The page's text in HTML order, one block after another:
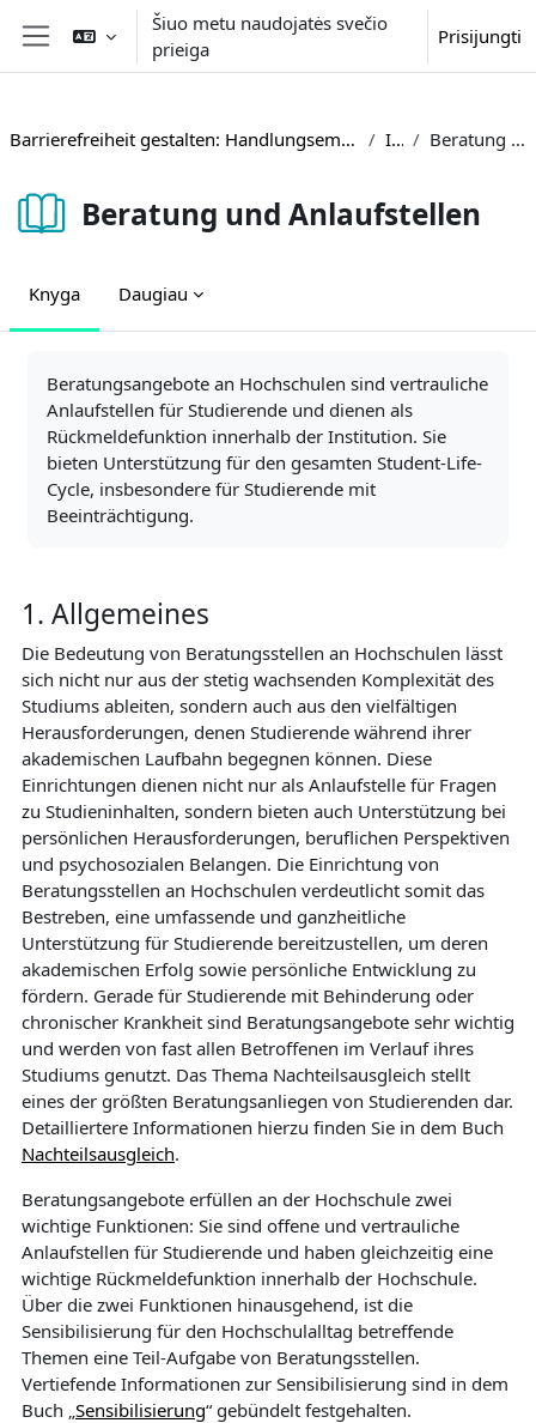
Pereiti į pagrindinį turinį
Šoninis skydelis
Šiuo metu naudojatės svečio
prieiga
Prisijungti
Barrierefreiheit gestalten: Handlungsempfehlungen und Beispiele aus der Hochschulpraxis Inhalte Beratung und Anlaufstellen
Beratung und Anlaufstellen
Knyga Daugiau
Beratungsangebote an Hochschulen sind vertrauliche
Anlaufstellen für Studierende und dienen als
Rückmeldefunktion innerhalb der Institution. Sie
bieten Unterstützung für den gesamten Student-Life-
Cycle, insbesondere für Studierende mit
Beeinträchtigung.
1. Allgemeines
Die Bedeutung von Beratungsstellen an Hochschulen lässt
sich nicht nur aus der stetig wachsenden Komplexität des
Studiums ableiten, sondern auch aus den vielfältigen
Herausforderungen, denen Studierende während ihrer
akademischen Laufbahn begegnen können. Diese
Einrichtungen dienen nicht nur als Anlaufstelle für Fragen
zu Studieninhalten, sondern bieten auch Unterstützung bei
persönlichen Herausforderungen, beruflichen Perspektiven
und psychosozialen Belangen. Die Einrichtung von
Beratungsstellen an Hochschulen verdeutlicht somit das
Bestreben, eine umfassende und ganzheitliche
Unterstützung für Studierende bereitzustellen, um deren
akademischen Erfolg sowie persönliche Entwicklung zu
fördern. Gerade für Studierende mit Behinderung oder
chronischer Krankheit sind Beratungsangebote sehr wichtig
und werden von fast allen Betroffenen im Verlauf ihres
Studiums genutzt. Das Thema Nachteilsausgleich stellt
eines der größten Beratungsanliegen von Studierenden dar.
Detailliertere Informationen hierzu finden Sie in dem Buch
Nachteilsausgleich.
Beratungsangebote erfüllen an der Hochschule zwei
wichtige Funktionen: Sie sind offene und vertrauliche
Anlaufstellen für Studierende und haben gleichzeitig eine
wichtige Rückmeldefunktion innerhalb der Hochschule.
Über die zwei Funktionen hinausgehend, ist die
Sensibilisierung für den Hochschulalltag betreffende
Themen eine Teil-Aufgabe von Beratungsstellen.
Vertiefende Informationen zur Sensibilisierung sind in dem
Buch „ Sensibilisierung“ gebündelt festgehalten.